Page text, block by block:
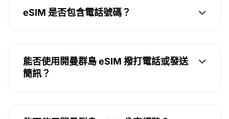
eSIM 是否包含電話號碼？
能否使用開曼群島 eSIM 撥打電話或發送
簡訊？